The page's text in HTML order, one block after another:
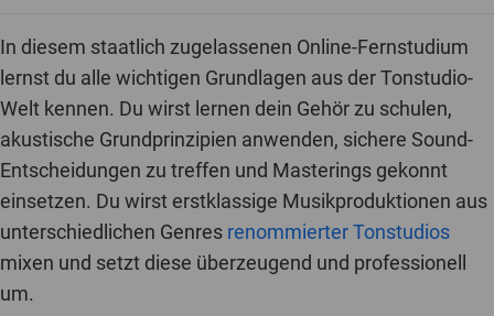
In diesem staatlich zugelassenen Online-Fernstudium
lernst du alle wichtigen Grundlagen aus der Tonstudio-
Welt kennen. Du wirst lernen dein Gehör zu schulen,
akustische Grundprinzipien anwenden, sichere Sound-
Entscheidungen zu treffen und Masterings gekonnt
einsetzen. Du wirst erstklassige Musikproduktionen aus
unterschiedlichen Genres renommierter Tonstudios
mixen und setzt diese überzeugend und professionell
um.